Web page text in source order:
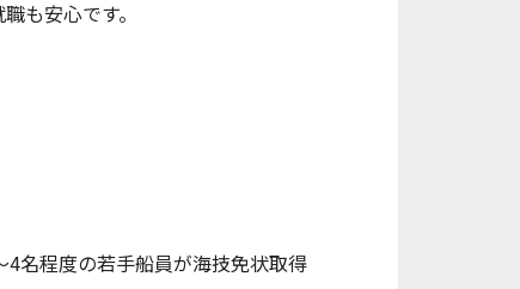
も安心です。
名程度の若手船員が海技免状取得